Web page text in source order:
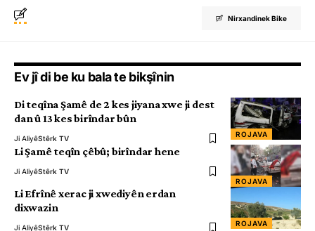
Nirxandinek Bike
Ev jî di be ku bala te bikşînin
ROJAVA
Di teqîna Şamê de 2 kes jiyana xwe ji dest
dan û 13 kes birîndar bûn
Ji AliyêStêrk TV
ROJAVA
Li Şamê teqîn çêbû; birîndar hene
Ji AliyêStêrk TV
ROJAVA
Li Efrînê xerac ji xwediyên erdan
dixwazin
Ji AliyêStêrk TV